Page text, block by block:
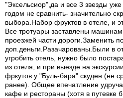
"Эксельсиор",да и все 3 звезды
годом не сравнить- значительно
выбора.Набор фруктов в отеле, и
Все тротуары заставлены
проезжей части дороги.Заменить
доп.деньги.Разачарованы.Были в
угробить отель, нужно было
из отеля, и при выезде на
фркутов у "Буль-бара" скуден (не
ранее). Общее впечатление
кафе и рестораны (хотя в путевке